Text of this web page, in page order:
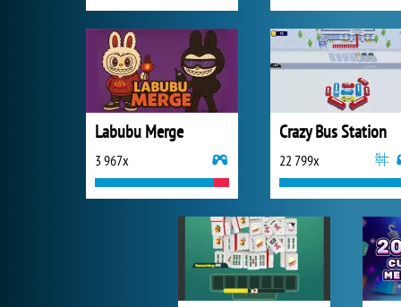
Labubu Merge
3 967x
Crazy Bus Station
22 799x